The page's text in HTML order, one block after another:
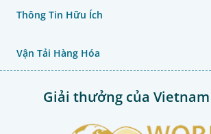
Thông Tin Hữu Ích
Vận Tải Hàng Hóa
Giải thưởng của